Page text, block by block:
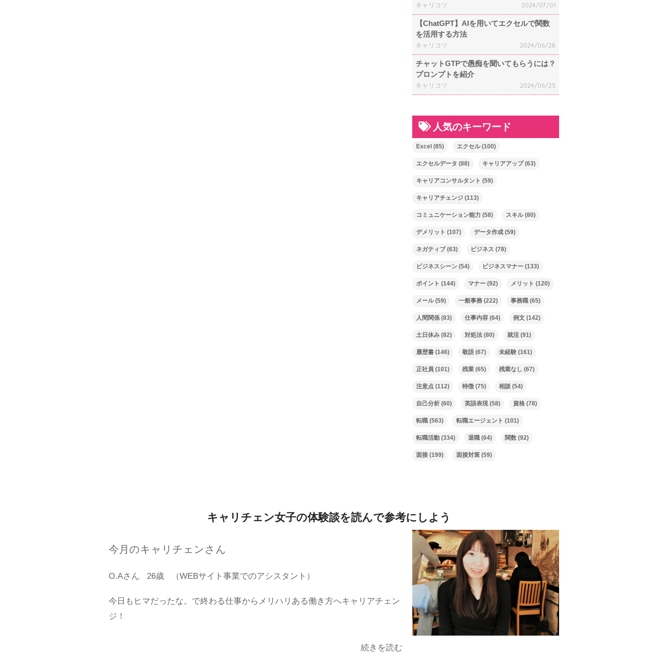
キャリコツ 2024/07/01
【ChatGPT】AIを用いてエクセルで関数
を活用する方法
キャリコツ 2024/06/28
チャットGTPで愚痴を聞いてもらうには？
プロンプトを紹介
キャリコツ 2024/06/25
人気のキーワード
Excel (85) エクセル(100)
エクセルデータ (88) キャリアアップ(63)
キャリアコンサルタント (59)
キャリアチェンジ (113)
コミュニケーション能力 (58) スキル(80)
デメリット (107) データ作成 (59)
ネガティブ(63) ビジネス (78)
ビジネスシーン (54) ビジネスマナー (133)
ポイント (144) マナー (92) メリット (120)
メール(59) 一般事務 (222) 事務職 (65)
人間関係 (83) 仕事内容 (64) 例文 (142)
土日休み (82) 対処法 (80) 就活 (91)
履歴書 (146) 敬語 (67) 未経験 (161)
正社員 (101) 残業 (65) 残業なし (67)
注意点 (112) 特徴 (75) 相談 (54)
自己分析 (60) 英語表現(58) 資格 (78)
転職 (563) 転職エージェント (101)
転職活動 (334) 退職 (64) 関数 (92)
面接 (199) 面接対策 (59)
キャリチェン女子の体験談を読んで参考にしよう
今月のキャリチェンさん
O.Aさん 26歳 （WEBサイト事業でのアシスタント）
今日もヒマだったな。で終わる仕事からメリハリある働き方へキャリアチェン
ジ！
続きを読む